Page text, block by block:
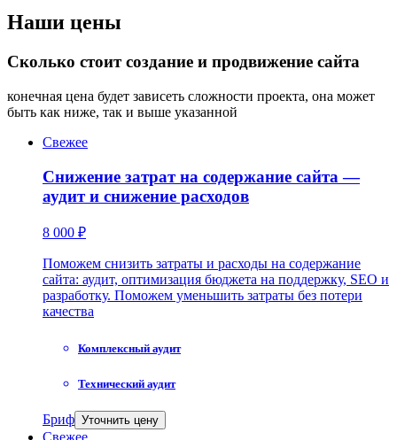
Наши цены
Сколько стоит создание и продвижение сайта
конечная цена будет зависеть сложности проекта, она может
быть как ниже, так и выше указанной
Свежее
Снижение затрат на содержание сайта —
аудит и снижение расходов
8 000 ₽
Поможем снизить затраты и расходы на содержание
сайта: аудит, оптимизация бюджета на поддержку, SEO и
разработку. Поможем уменьшить затраты без потери
качества
Комплексный аудит
Технический аудит
Бриф Уточнить цену
Свежее